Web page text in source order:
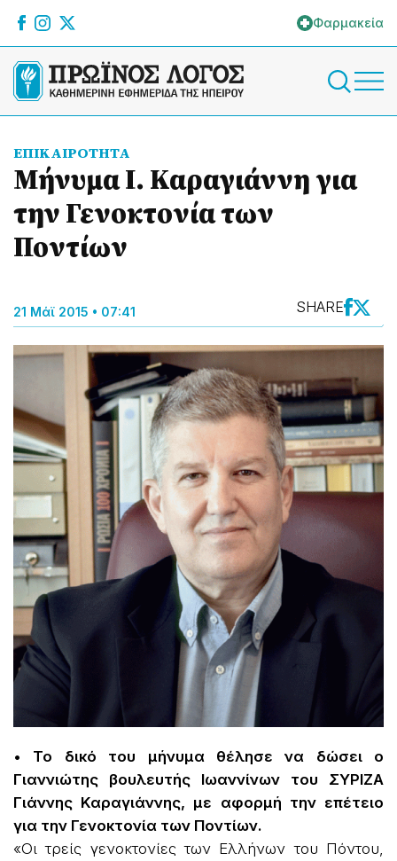
Φαρμακεία
ΕΠΙΚΑΙΡΟΤΗΤΑ
Μήνυμα Ι. Καραγιάννη για
την Γενοκτονία των
Ποντίων
21 Μάϊ 2015 • 07:41 SHARE
• Το δικό του μήνυμα θέλησε να δώσει ο
Γιαννιώτης βουλευτής Ιωαννίνων του ΣΥΡΙΖΑ
Γιάννης Καραγιάννης, με αφορμή την επέτειο
για την Γενοκτονία των Ποντίων.
«Οι τρείς γενοκτονίες των Ελλήνων του Πόντου,